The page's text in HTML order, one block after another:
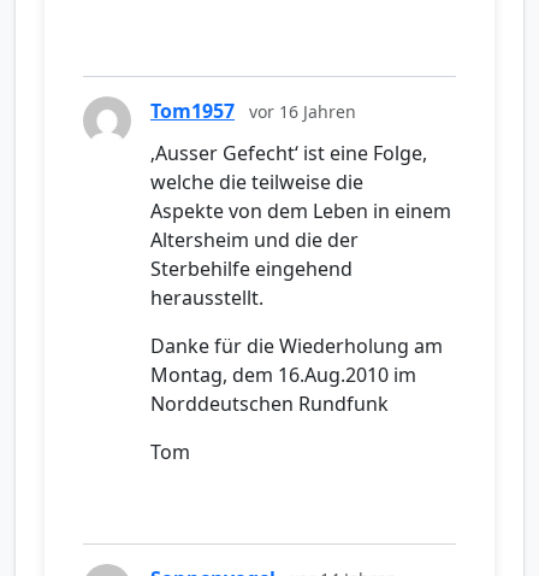
Tom1957 vor 16 Jahren
‚Ausser Gefecht‘ ist eine Folge,
welche die teilweise die
Aspekte von dem Leben in einem
Altersheim und die der
Sterbehilfe eingehend
herausstellt.
Danke für die Wiederholung am
Montag, dem 16.Aug.2010 im
Norddeutschen Rundfunk
Tom